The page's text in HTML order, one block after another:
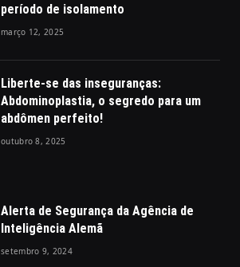
período de isolamento
março 12, 2025
Liberte-se das inseguranças:
Abdominoplastia, o segredo para um
abdômen perfeito!
outubro 8, 2025
Alerta de Segurança da Agência de
Inteligência Alemã
setembro 9, 2024